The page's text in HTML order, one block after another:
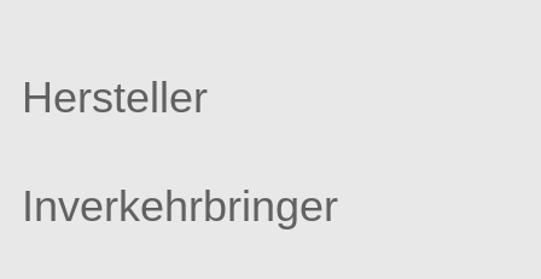
Hersteller
Inverkehrbringer